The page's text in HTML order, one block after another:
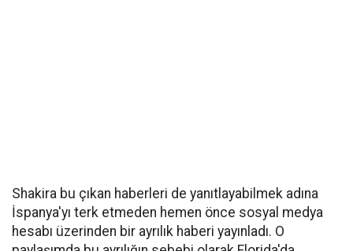
Shakira bu çıkan haberleri de yanıtlayabilmek adına
İspanya'yı terk etmeden hemen önce sosyal medya
hesabı üzerinden bir ayrılık haberi yayınladı. O